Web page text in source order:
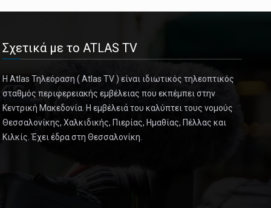
Σχετικά με το ATLAS TV
Η Atlas Τηλεόραση ( Atlas TV ) είναι ιδιωτικός τηλεοπτικός
σταθμός περιφερειακής εμβέλειας που εκπέμπει στην
Κεντρική Μακεδονία. Η εμβέλειά του καλύπτει τους νομούς
Θεσσαλονίκης, Χαλκιδικής, Πιερίας, Ημαθίας, Πέλλας και
Κιλκίς. Έχει έδρα στη Θεσσαλονίκη.